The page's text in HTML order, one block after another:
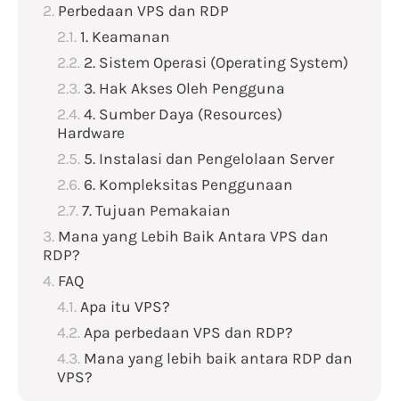
Perbedaan VPS dan RDP
1. Keamanan
2. Sistem Operasi (Operating System)
3. Hak Akses Oleh Pengguna
4. Sumber Daya (Resources)
Hardware
5. Instalasi dan Pengelolaan Server
6. Kompleksitas Penggunaan
7. Tujuan Pemakaian
Mana yang Lebih Baik Antara VPS dan
RDP?
FAQ
Apa itu VPS?
Apa perbedaan VPS dan RDP?
Mana yang lebih baik antara RDP dan
VPS?